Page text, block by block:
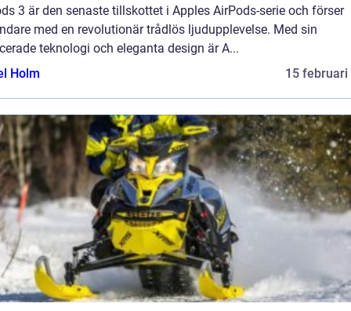
3 är den senaste tillskottet i Apples AirPods-serie och förser
med en revolutionär trådlös ljudupplevelse. Med sin
teknologi och eleganta design är A...
Holm
15 februari